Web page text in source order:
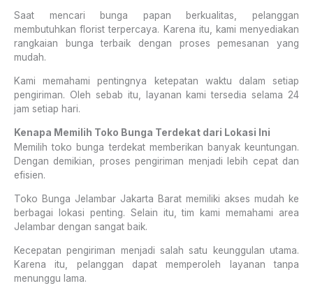
Saat mencari bunga papan berkualitas, pelanggan
membutuhkan florist terpercaya. Karena itu, kami menyediakan
rangkaian bunga terbaik dengan proses pemesanan yang
mudah.
Kami memahami pentingnya ketepatan waktu dalam setiap
pengiriman. Oleh sebab itu, layanan kami tersedia selama 24
jam setiap hari.
Kenapa Memilih Toko Bunga Terdekat dari Lokasi Ini
Memilih toko bunga terdekat memberikan banyak keuntungan.
Dengan demikian, proses pengiriman menjadi lebih cepat dan
efisien.
Toko Bunga Jelambar Jakarta Barat memiliki akses mudah ke
berbagai lokasi penting. Selain itu, tim kami memahami area
Jelambar dengan sangat baik.
Kecepatan pengiriman menjadi salah satu keunggulan utama.
Karena itu, pelanggan dapat memperoleh layanan tanpa
menunggu lama.